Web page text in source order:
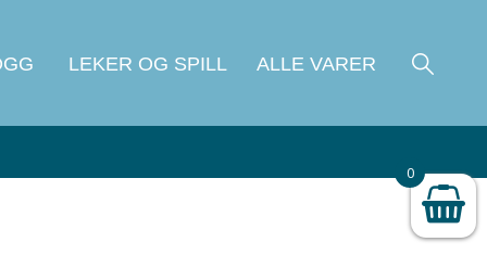
LEKER OG SPILL ALLE VARER
0